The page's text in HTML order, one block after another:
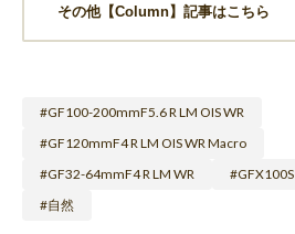
その他【Column】記事はこちら
GF100-200mmF5.6 R LM OIS WR
GF120mmF4 R LM OIS WR Macro
GF32-64mmF4 R LM WR
GFX100S
自然